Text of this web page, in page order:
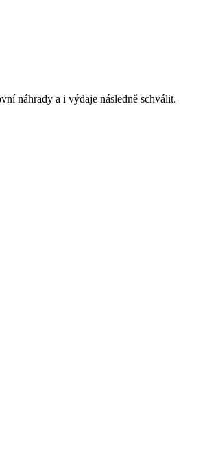
náhrady a i výdaje následně schválit.